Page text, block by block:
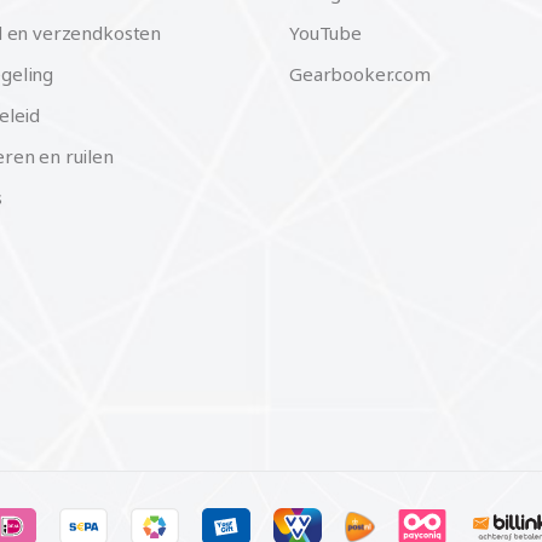
verzendkosten
en ruilen
YouTube
Gearbooker.com